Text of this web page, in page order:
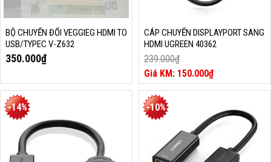
BỘ CHUYỂN ĐỔI VEGGIEG HDMI TO
USB/TYPEC V-Z632
350.000₫
CÁP CHUYỂN DISPLAYPORT SANG
HDMI UGREEN 40362
239.000₫
Giá
gốc
là:
239.000₫.
150.000₫
Giá
hiện
tại
là:
-14% -10%